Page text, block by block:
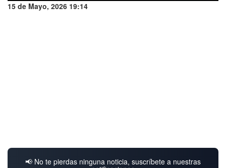
15 de Mayo, 2026 19:14
📢 No te pierdas ninguna noticia, suscríbete a nuestras